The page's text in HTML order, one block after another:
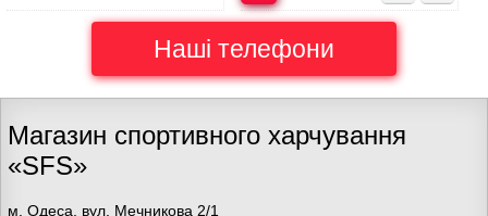
Наші телефони
Магазин спортивного харчування
«SFS»
м. Одеса, вул. Мечникова 2/1